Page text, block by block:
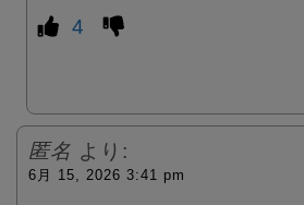
4
匿名 より:
6月 15, 2026 3:41 pm